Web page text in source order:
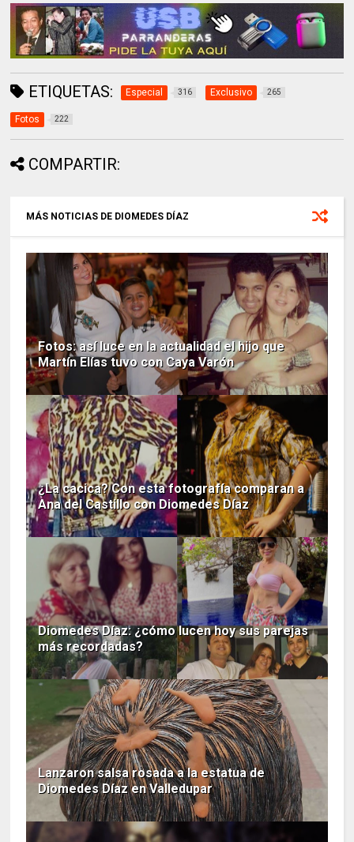
ETIQUETAS: Especial 316 Exclusivo 265
Fotos 222
COMPARTIR:
MÁS NOTICIAS DE DIOMEDES DÍAZ
Fotos: así luce en la actualidad el hijo que
Martín Elías tuvo con Caya Varón
¿La cacica? Con esta fotografía comparan a
Ana del Castillo con Diomedes Díaz
Diomedes Díaz: ¿cómo lucen hoy sus parejas
más recordadas?
Lanzaron salsa rosada a la estatua de
Diomedes Díaz en Valledupar